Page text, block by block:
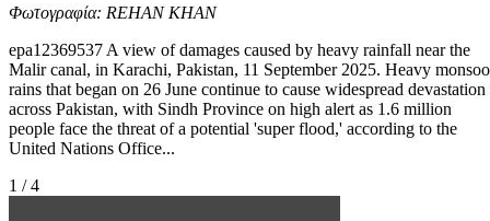
Φωτογραφία: REHAN KHAN
epa12369537 A view of damages caused by heavy rainfall near the
Malir canal, in Karachi, Pakistan, 11 September 2025. Heavy
rains that began on 26 June continue to cause widespread devastation
across Pakistan, with Sindh Province on high alert as 1.6 million
people face the threat of a potential 'super flood,' according to the
United Nations Office...
1 / 4